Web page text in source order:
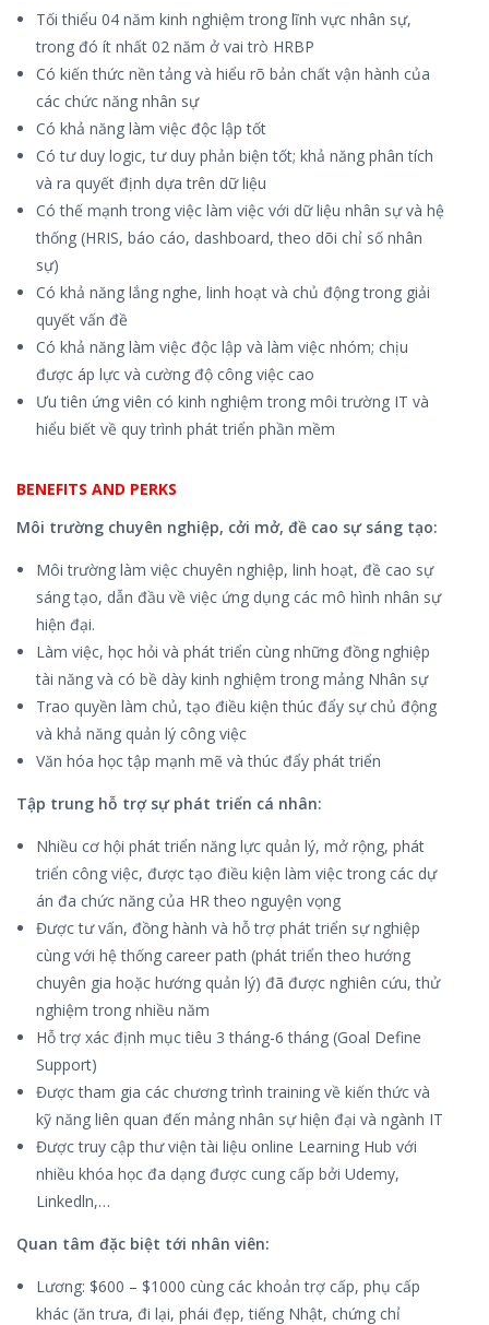
Tối thiểu 04 năm kinh nghiệm trong lĩnh vực nhân sự,
trong đó ít nhất 02 năm ở vai trò HRBP
Có kiến thức nền tảng và hiểu rõ bản chất vận hành của
các chức năng nhân sự
Có khả năng làm việc độc lập tốt
Có tư duy logic, tư duy phản biện tốt; khả năng phân tích
và ra quyết định dựa trên dữ liệu
Có thế mạnh trong việc làm việc với dữ liệu nhân sự và hệ
thống (HRIS, báo cáo, dashboard, theo dõi chỉ số nhân
sự)
Có khả năng lắng nghe, linh hoạt và chủ động trong giải
quyết vấn đề
Có khả năng làm việc độc lập và làm việc nhóm; chịu
được áp lực và cường độ công việc cao
Ưu tiên ứng viên có kinh nghiệm trong môi trường IT và
hiểu biết về quy trình phát triển phần mềm
BENEFITS AND PERKS
Môi trường chuyên nghiệp, cởi mở, đề cao sự sáng tạo:
Môi trường làm việc chuyên nghiệp, linh hoạt, đề cao sự
sáng tạo, dẫn đầu về việc ứng dụng các mô hình nhân sự
hiện đại.
Làm việc, học hỏi và phát triển cùng những đồng nghiệp
tài năng và có bề dày kinh nghiệm trong mảng Nhân sự
Trao quyền làm chủ, tạo điều kiện thúc đẩy sự chủ động
và khả năng quản lý công việc
Văn hóa học tập mạnh mẽ và thúc đẩy phát triển
Tập trung hỗ trợ sự phát triển cá nhân:
Nhiều cơ hội phát triển năng lực quản lý, mở rộng, phát
triển công việc, được tạo điều kiện làm việc trong các dự
án đa chức năng của HR theo nguyện vọng
Được tư vấn, đồng hành và hỗ trợ phát triển sự nghiệp
cùng với hệ thống career path (phát triển theo hướng
chuyên gia hoặc hướng quản lý) đã được nghiên cứu, thử
nghiệm trong nhiều năm
Hỗ trợ xác định mục tiêu 3 tháng-6 tháng (Goal Define
Support)
Được tham gia các chương trình training về kiến thức và
kỹ năng liên quan đến mảng nhân sự hiện đại và ngành IT
Được truy cập thư viện tài liệu online Learning Hub với
nhiều khóa học đa dạng được cung cấp bởi Udemy,
Linkedln,…
Quan tâm đặc biệt tới nhân viên:
Lương: $600 – $1000 cùng các khoản trợ cấp, phụ cấp
khác (ăn trưa, đi lại, phái đẹp, tiếng Nhật, chứng chỉ